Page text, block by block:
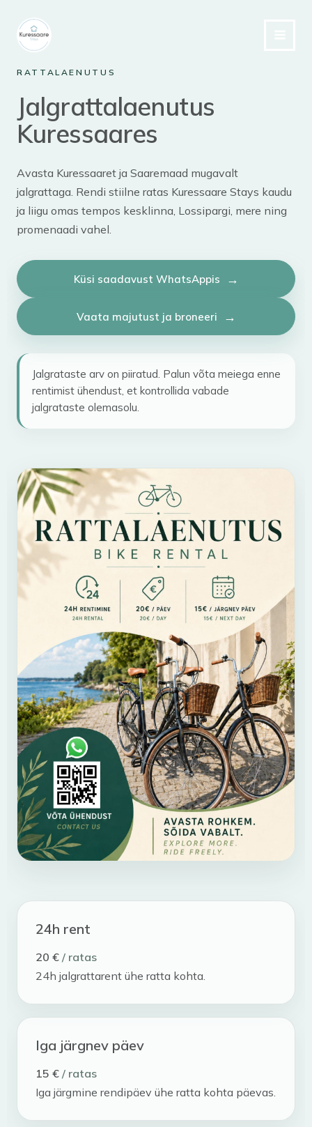
content
RATTALAENUTUS
Jalgrattalaenutus
Kuressaares
Avasta Kuressaaret ja Saaremaad mugavalt
jalgrattaga. Rendi stiilne ratas Kuressaare Stays kaudu
ja liigu omas tempos kesklinna, Lossipargi, mere ning
promenaadi vahel.
Küsi saadavust WhatsAppis
Vaata majutust ja broneeri
Jalgrataste arv on piiratud. Palun võta meiega enne
rentimist ühendust, et kontrollida vabade
jalgrataste olemasolu.
24h rent
20 € / ratas
24h jalgrattarent ühe ratta kohta.
Iga järgnev päev
15 € / ratas
Iga järgmine rendipäev ühe ratta kohta päevas.